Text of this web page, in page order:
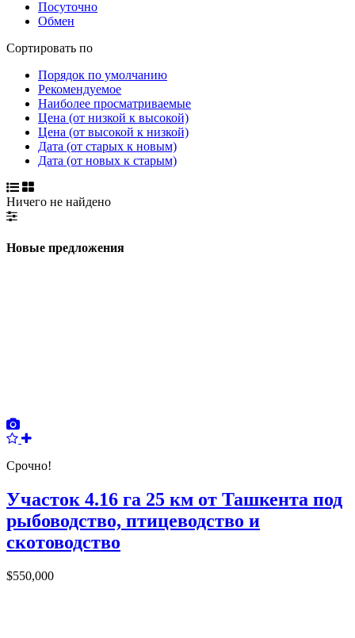
Посуточно
Обмен
Сортировать по
Порядок по умолчанию
Рекомендуемое
Наиболее просматриваемые
Цена (от низкой к высокой)
Цена (от высокой к низкой)
Дата (от старых к новым)
Дата (от новых к старым)
Ничего не найдено
Новые предложения
Срочно!
Участок 4.16 га 25 км от Ташкента под
рыбоводство, птицеводство и
скотоводство
$550,000